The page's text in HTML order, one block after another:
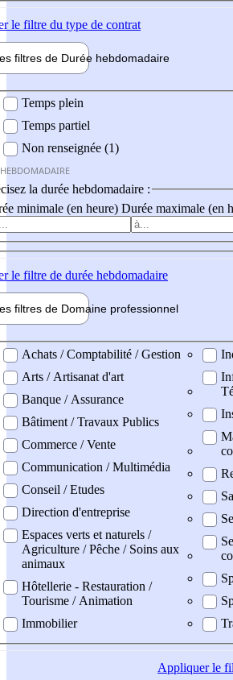
le filtre du type de contrat
filtres de Durée hebdomadaire
Temps plein
Temps partiel
Non renseignée (1)
la durée hebdomadaire :
minimale (en heure) Durée maximale (en
le filtre de durée hebdomadaire
filtres de Domaine professionnel
professionel
Achats / Comptabilité / Gestion
Arts / Artisanat d'art
Banque / Assurance
Bâtiment / Travaux Publics
Commerce / Vente
Communication / Multimédia
Conseil / Etudes
Direction d'entreprise
Espaces verts et naturels /
Agriculture / Pêche / Soins aux
animaux
Hôtellerie - Restauration /
Tourisme / Animation
Immobilier
Appliquerle